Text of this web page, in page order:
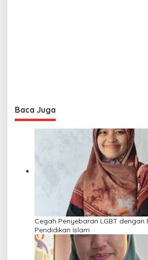
Baca Juga
Cegah Penyebaran LGBT dengan
Pendidikan Islam